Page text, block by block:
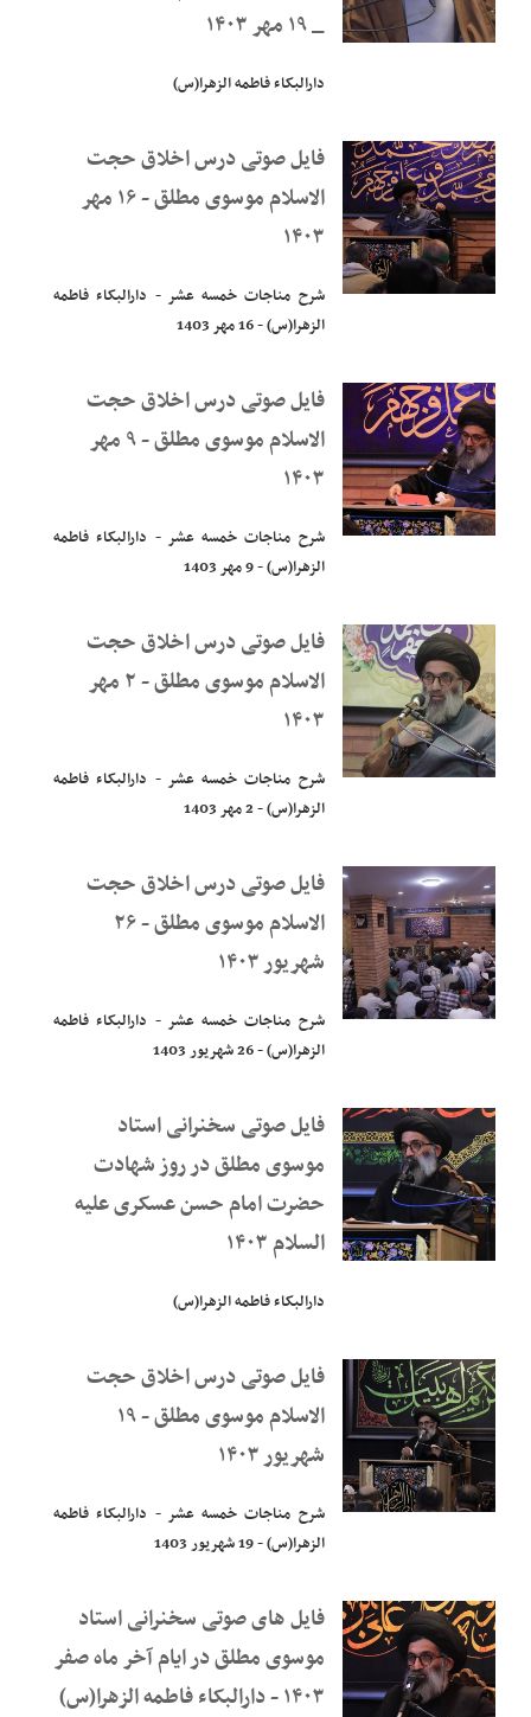
_ ۱۹ مهر ۱۴۰۳
فایل صوتی درس اخلاق حجت
الاسلام موسوی مطلق - ۱۶ مهر
۱۴۰۳
شرح مناجات خمسه عشر - دارالبکاء فاطمه
فایل صوتی درس اخلاق حجت
الاسلام موسوی مطلق - ۹ مهر
۱۴۰۳
شرح مناجات خمسه عشر - دارالبکاء فاطمه
فایل صوتی درس اخلاق حجت
الاسلام موسوی مطلق - ۲ مهر
۱۴۰۳
شرح مناجات خمسه عشر - دارالبکاء فاطمه
فایل صوتی درس اخلاق حجت
الاسلام موسوی مطلق - ۲۶
شهریور ۱۴۰۳
شرح مناجات خمسه عشر - دارالبکاء فاطمه
فایل صوتی سخنرانی استاد
موسوی مطلق در روز شهادت
حضرت امام حسن عسکری علیه
السلام ۱۴۰۳
فایل صوتی درس اخلاق حجت
الاسلام موسوی مطلق - ۱۹
شهریور ۱۴۰۳
شرح مناجات خمسه عشر - دارالبکاء فاطمه
فایل های صوتی سخنرانی استاد
موسوی مطلق در ایام آخر ماه صفر
۱۴۰۳ - دارالبکاء فاطمه الزهرا(س)